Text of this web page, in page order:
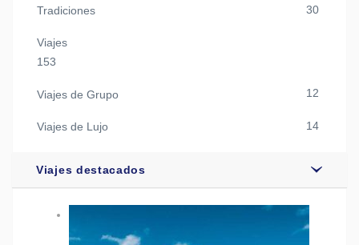
Tradiciones 30
Viajes
153
Viajes de Grupo 12
Viajes de Lujo 14
Viajes destacados